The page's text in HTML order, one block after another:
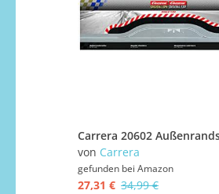
von Carrera
gefunden bei Amazon
27,31 € 34,99 €